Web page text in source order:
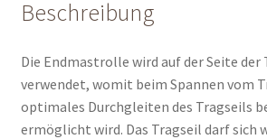
Beschreibung
Die Endmastrolle wird auf der Seite der
verwendet, womit beim Spannen vom
optimales Durchgleiten des Tragseils
ermöglicht wird. Das Tragseil darf sich